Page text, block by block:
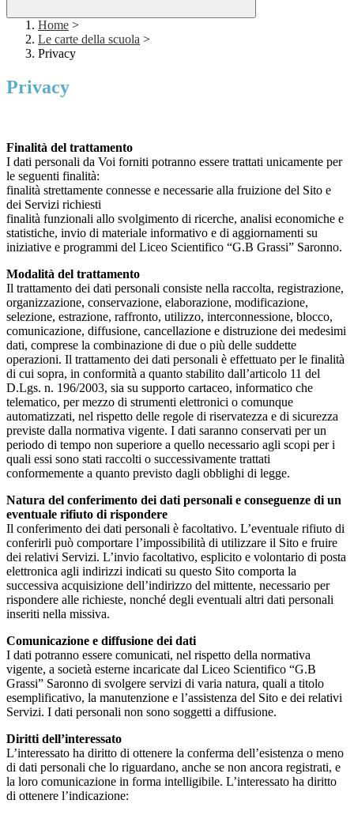
Home >
Le carte della scuola >
Privacy
Privacy
Finalità del trattamento
I dati personali da Voi forniti potranno essere trattati unicamente per
le seguenti finalità:
finalità strettamente connesse e necessarie alla fruizione del Sito e
dei Servizi richiesti
finalità funzionali allo svolgimento di ricerche, analisi economiche e
statistiche, invio di materiale informativo e di aggiornamenti su
iniziative e programmi del Liceo Scientifico “G.B Grassi” Saronno.
Modalità del trattamento
Il trattamento dei dati personali consiste nella raccolta, registrazione,
organizzazione, conservazione, elaborazione, modificazione,
selezione, estrazione, raffronto, utilizzo, interconnessione, blocco,
comunicazione, diffusione, cancellazione e distruzione dei medesimi
dati, comprese la combinazione di due o più delle suddette
operazioni. Il trattamento dei dati personali è effettuato per le finalità
di cui sopra, in conformità a quanto stabilito dall’articolo 11 del
D.Lgs. n. 196/2003, sia su supporto cartaceo, informatico che
telematico, per mezzo di strumenti elettronici o comunque
automatizzati, nel rispetto delle regole di riservatezza e di sicurezza
previste dalla normativa vigente. I dati saranno conservati per un
periodo di tempo non superiore a quello necessario agli scopi per i
quali essi sono stati raccolti o successivamente trattati
conformemente a quanto previsto dagli obblighi di legge.
Natura del conferimento dei dati personali e conseguenze di un
eventuale rifiuto di rispondere
Il conferimento dei dati personali è facoltativo. L’eventuale rifiuto di
conferirli può comportare l’impossibilità di utilizzare il Sito e fruire
dei relativi Servizi. L’invio facoltativo, esplicito e volontario di posta
elettronica agli indirizzi indicati su questo Sito comporta la
successiva acquisizione dell’indirizzo del mittente, necessario per
rispondere alle richieste, nonché degli eventuali altri dati personali
inseriti nella missiva.
Comunicazione e diffusione dei dati
I dati potranno essere comunicati, nel rispetto della normativa
vigente, a società esterne incaricate dal Liceo Scientifico “G.B
Grassi” Saronno di svolgere servizi di varia natura, quali a titolo
esemplificativo, la manutenzione e l’assistenza del Sito e dei relativi
Servizi. I dati personali non sono soggetti a diffusione.
Diritti dell’interessato
L’interessato ha diritto di ottenere la conferma dell’esistenza o meno
di dati personali che lo riguardano, anche se non ancora registrati, e
la loro comunicazione in forma intelligibile. L’interessato ha diritto
di ottenere l’indicazione: